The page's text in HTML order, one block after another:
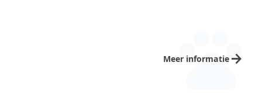
pets
Meer informatie arrow_forward